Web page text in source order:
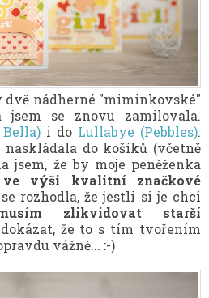
nádherné "miminkovské"
se znovu zamilovala.
i do Lullabye (Pebbles).
naskládala do košíků (včetně
jsem, že by moje peněženka
výši kvalitní značkové
rozhodla, že jestli si je chci
zlikvidovat starší
že to s tím tvořením
vážně... :-)